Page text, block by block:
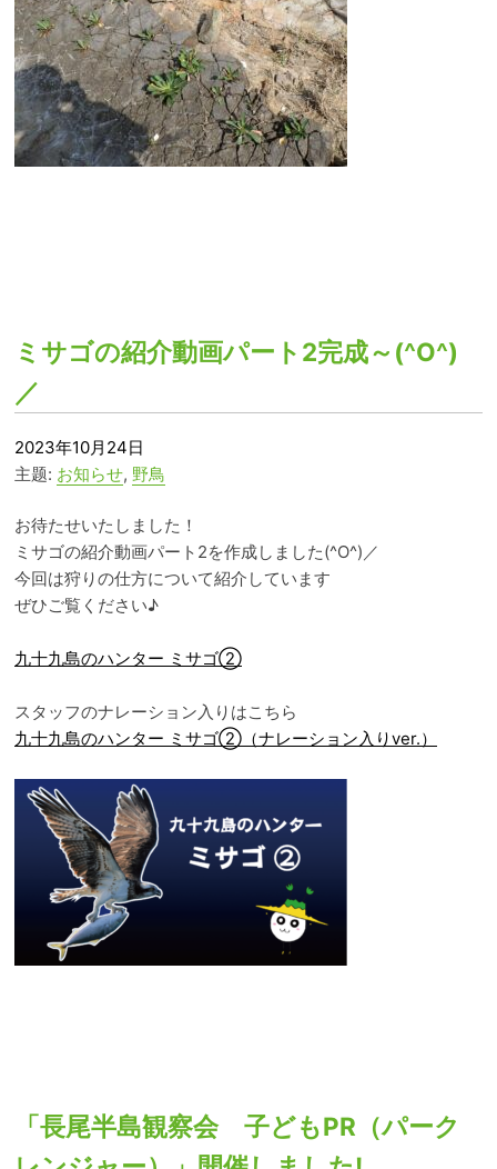
ミサゴの紹介動画パート2完成～(^O^)
／
2023年10月24日
主题: お知らせ, 野鳥
お待たせいたしました！
ミサゴの紹介動画パート2を作成しました(^O^)／
今回は狩りの仕方について紹介しています
ぜひご覧ください♪
九十九島のハンター ミサゴ②
スタッフのナレーション入りはこちら
九十九島のハンター ミサゴ②（ナレーション入りver.）
「長尾半島観察会 子どもPR（パーク